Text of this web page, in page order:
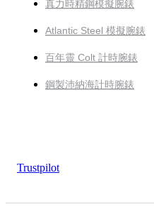
真力時精鋼模擬腕錶
Atlantic Steel 模擬腕錶
百年靈 Colt 計時腕錶
鋼製沛納海計時腕錶
Trustpilot